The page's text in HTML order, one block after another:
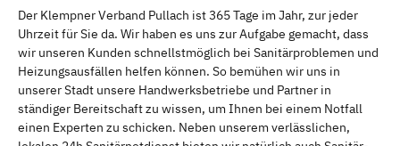
Der Klempner Verband Pullach ist 365 Tage im Jahr, zur jeder
Uhrzeit für Sie da. Wir haben es uns zur Aufgabe gemacht, dass
wir unseren Kunden schnellstmöglich bei Sanitärproblemen und
Heizungsausfällen helfen können. So bemühen wir uns in
unserer Stadt unsere Handwerksbetriebe und Partner in
ständiger Bereitschaft zu wissen, um Ihnen bei einem Notfall
einen Experten zu schicken. Neben unserem verlässlichen,